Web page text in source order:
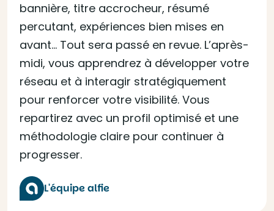
bannière, titre accrocheur, résumé
percutant, expériences bien mises en
avant… Tout sera passé en revue. L’après-
midi, vous apprendrez à développer votre
réseau et à interagir stratégiquement
pour renforcer votre visibilité. Vous
repartirez avec un profil optimisé et une
méthodologie claire pour continuer à
progresser.
L'équipe alfie